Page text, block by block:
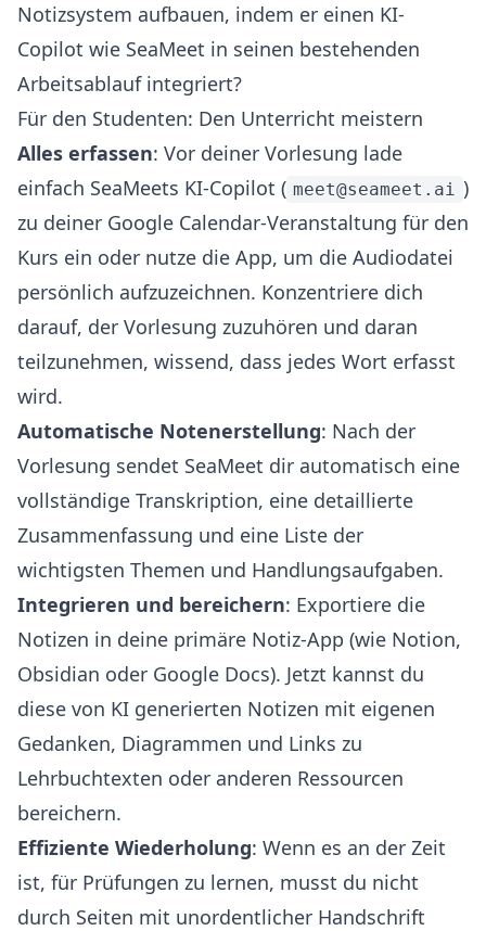
Notizsystem aufbauen, indem er einen KI-
Copilot wie SeaMeet in seinen bestehenden
Arbeitsablauf integriert?
Für den Studenten: Den Unterricht meistern
Alles erfassen: Vor deiner Vorlesung lade
einfach SeaMeets KI-Copilot ( meet@seameet.ai )
zu deiner Google Calendar-Veranstaltung für den
Kurs ein oder nutze die App, um die Audiodatei
persönlich aufzuzeichnen. Konzentriere dich
darauf, der Vorlesung zuzuhören und daran
teilzunehmen, wissend, dass jedes Wort erfasst
wird.
Automatische Notenerstellung: Nach der
Vorlesung sendet SeaMeet dir automatisch eine
vollständige Transkription, eine detaillierte
Zusammenfassung und eine Liste der
wichtigsten Themen und Handlungsaufgaben.
Integrieren und bereichern: Exportiere die
Notizen in deine primäre Notiz-App (wie Notion,
Obsidian oder Google Docs). Jetzt kannst du
diese von KI generierten Notizen mit eigenen
Gedanken, Diagrammen und Links zu
Lehrbuchtexten oder anderen Ressourcen
bereichern.
Effiziente Wiederholung: Wenn es an der Zeit
ist, für Prüfungen zu lernen, musst du nicht
durch Seiten mit unordentlicher Handschrift